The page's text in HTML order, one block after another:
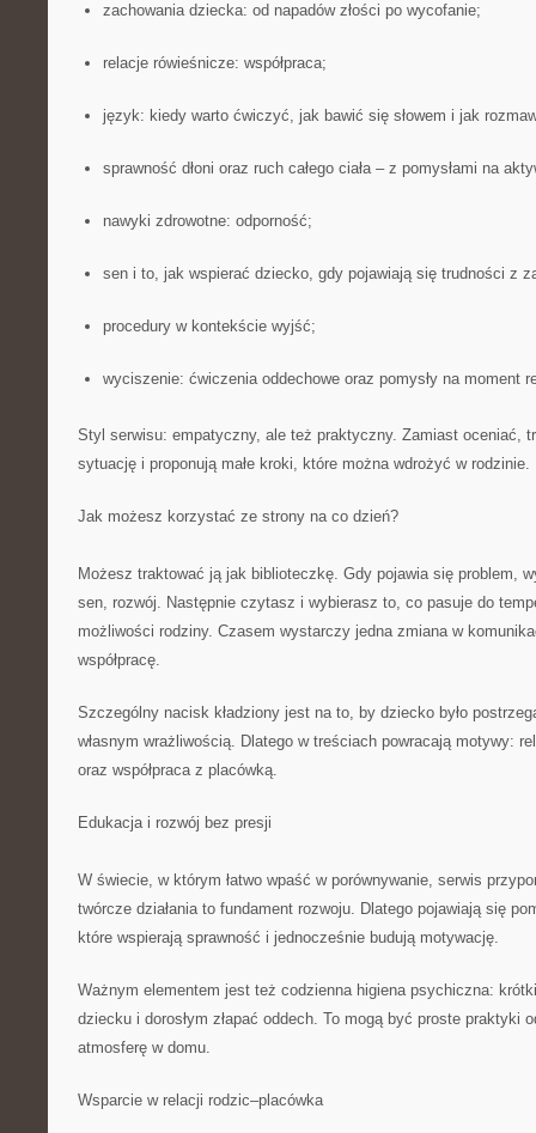
zachowania dziecka: od napadów złości po wycofanie;
relacje rówieśnicze: współpraca;
język: kiedy warto ćwiczyć, jak bawić się słowem i jak
sprawność dłoni oraz ruch całego ciała – z pomysłami na
nawyki zdrowotne: odporność;
sen i to, jak wspierać dziecko, gdy pojawiają się trudności z
procedury w kontekście wyjść;
wyciszenie: ćwiczenia oddechowe oraz pomysły na moment
Styl serwisu: empatyczny, ale też praktyczny. Zamiast oceniać,
sytuację i proponują małe kroki, które można wdrożyć w rodzinie.
Jak możesz korzystać ze strony na co dzień?
Możesz traktować ją jak biblioteczkę. Gdy pojawia się problem,
sen, rozwój. Następnie czytasz i wybierasz to, co pasuje do
możliwości rodziny. Czasem wystarczy jedna zmiana w
współpracę.
Szczególny nacisk kładziony jest na to, by dziecko było
własnym wrażliwością. Dlatego w treściach powracają motywy:
oraz współpraca z placówką.
Edukacja i rozwój bez presji
W świecie, w którym łatwo wpaść w porównywanie, serwis
twórcze działania to fundament rozwoju. Dlatego pojawiają się
które wspierają sprawność i jednocześnie budują motywację.
Ważnym elementem jest też codzienna higiena psychiczna:
dziecku i dorosłym złapać oddech. To mogą być proste praktyki
atmosferę w domu.
Wsparcie w relacji rodzic–placówka